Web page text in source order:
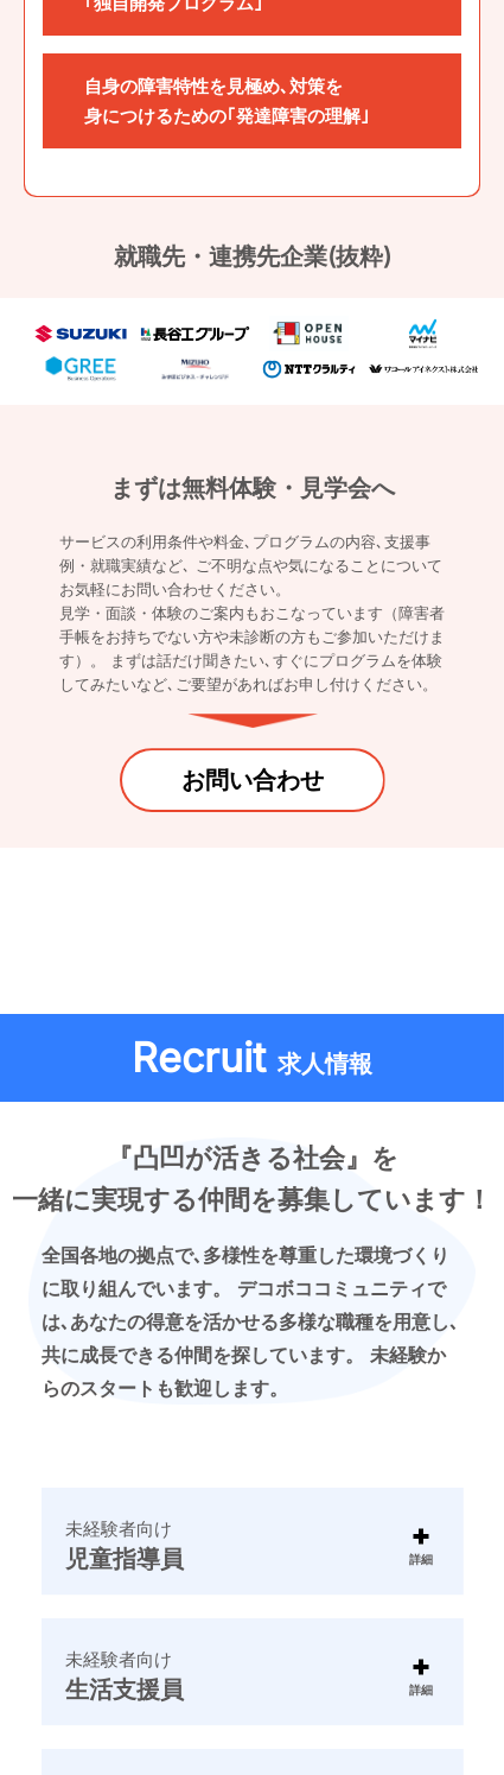
自身の障害特性を見極め､対策を
身につけるための｢発達障害の理解｣
就職先・連携先企業(抜粋)
まずは無料体験・見学会へ
サービスの利用条件や料金､プログラムの内容､支援事
例・就職実績など､ ご不明な点や気になることについて
お気軽にお問い合わせください。
見学・面談・体験のご案内もおこなっています（障害者
手帳をお持ちでない方や未診断の方もご参加いただけま
す）。 まずは話だけ聞きたい､すぐにプログラムを体験
してみたいなど､ご要望があればお申し付けください。
お問い合わせ
Recruit 求人情報
『凸凹が活きる社会』を
一緒に実現する仲間を募集しています！
全国各地の拠点で､多様性を尊重した環境づくり
に取り組んでいます。 デコボココミュニティで
は､あなたの得意を活かせる多様な職種を用意し､
共に成長できる仲間を探しています。 未経験か
らのスタートも歓迎します。
未経験者向け
児童指導員 詳細
未経験者向け
生活支援員 詳細